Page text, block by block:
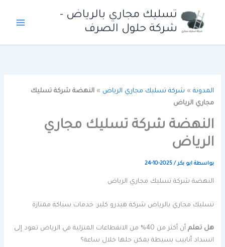
المحتوى
تسليك مجاري بالرياض -
شركة حلول الصرف
المدونة » شركة تسليك مجاري الرياض »النهضة شركة تسليك
مجاري الرياض
النهضة شركة تسليك مجاري
الرياض
بواسطة ابو بكر/
2025-10-24
النهضة شركة تسليك مجاري الرياض
تسليك مجاري بالرياض شركة هيدرو كلير: خدمات سباكة ممتازة
هل تعلم
أن أكثر من 40% من الانقطاعات المنزلية في الرياض تعود إلى
انسداد أنابيب بسيطة يمكن حلها خلال ساعة؟